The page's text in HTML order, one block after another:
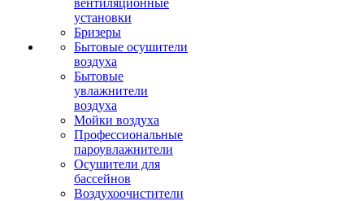
вентиляционные
установки
Бризеры
Бытовые осушители
воздуха
Бытовые
увлажнители
воздуха
Мойки воздуха
Профессиональные
пароувлажнители
Осушители для
бассейнов
Воздухоочистители